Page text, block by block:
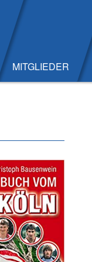
MITGLIEDER